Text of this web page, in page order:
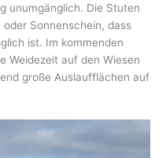
unumgänglich. Die Stuten
Sonnenschein, dass
ist. Im kommenden
Weidezeit auf den Wiesen
große Auslaufflächen auf